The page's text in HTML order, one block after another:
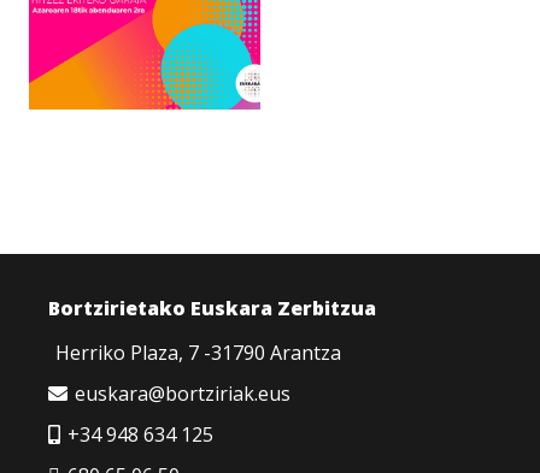
Bortzirietako Euskara Zerbitzua
Herriko Plaza, 7 -31790 Arantza
euskara@bortziriak.eus
+34 948 634 125